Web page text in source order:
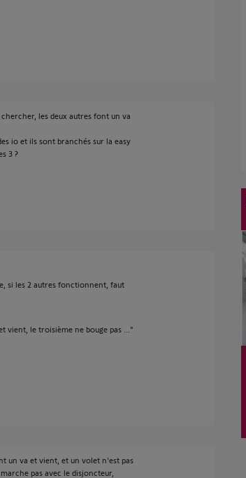
les deux autres font un va
io et ils sont branchés sur la easy
3 ?
si les 2 autres fonctionnent, faut
vient, le troisième ne bouge pas ..."
un va et vient, et un volet n'est pas
pas avec le disjoncteur,